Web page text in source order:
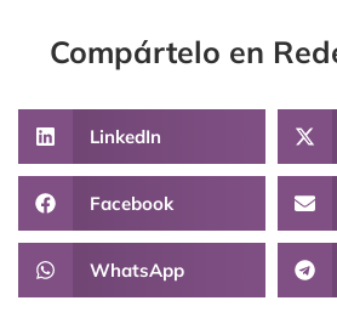
Compártelo en
LinkedIn
Facebook
WhatsApp